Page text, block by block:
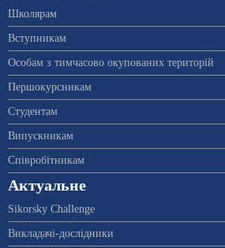
Школярам
Вступникам
Особам з тимчасово окупованих територій
Першокурсникам
Студентам
Випускникам
Співробітникам
Актуальне
Sikorsky Challenge
Викладачі-дослідники